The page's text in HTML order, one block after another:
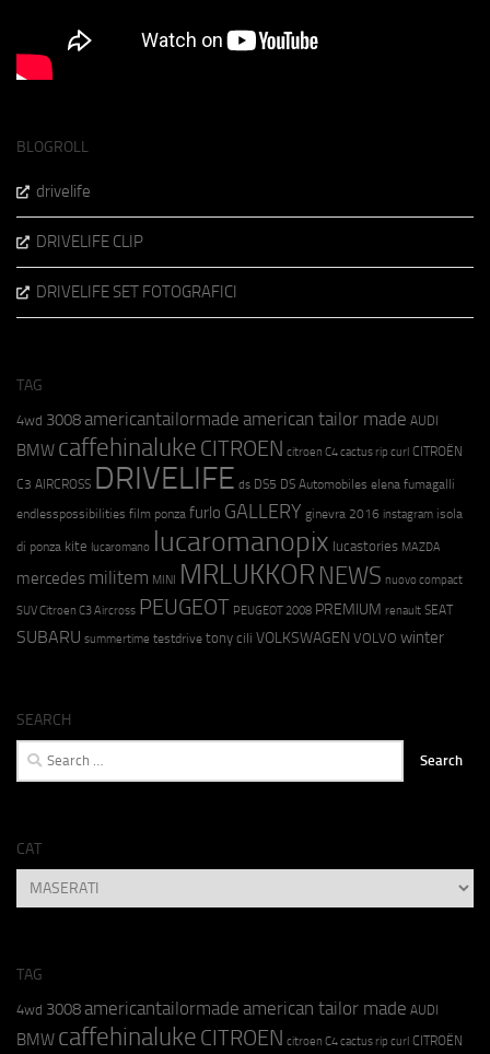
BLOGROLL
drivelife
DRIVELIFE CLIP
DRIVELIFE SET FOTOGRAFICI
TAG
4wd 3008americantailormade american tailor made AUDI
BMW caffehinaluke CITROEN citroen C4 cactus rip curl CITROËN
C3 AIRCROSS DRIVELIFE ds DS5 DS Automobiles elena fumagalli
endlesspossibilities film ponza furlo GALLERY ginevra 2016 instagram isola
di ponza kite lucaromano lucaromanopix lucastories MAZDA
mercedes militem MINI MRLUKKOR NEWS nuovo compact
SUV Citroen C3 Aircross PEUGEOT PEUGEOT 2008 PREMIUM renault SEAT
SUBARU summertime testdrive tony cili VOLKSWAGEN VOLVO winter
SEARCH
Search
for:
CAT
CAT
TAG
4wd 3008americantailormade american tailor made AUDI
BMW caffehinaluke CITROEN citroen C4 cactus rip curl CITROËN